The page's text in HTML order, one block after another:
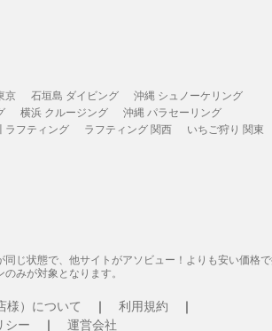
京 石垣島 ダイビング
沖縄 シュノーケリング
横浜 クルージング
沖縄 パラセーリング
ラフティング ラフティング 関西
いちご狩り 関東
じ状態で、他サイトがアソビュー！よりも安い価格
みが対象となります。
様）について
利用規約
シー 運営会社